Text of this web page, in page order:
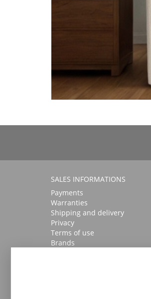
SALES INFORMATIONS
Payments
Warranties
Shipping and delivery
Privacy
Terms of use
Brands